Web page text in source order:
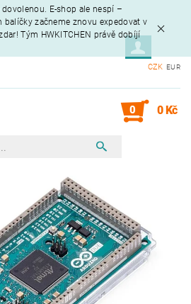
E-shop ale nespí –
balíčky začneme znovu expedovat v
Tým HWKITCHEN právě dobíjí
CZK EUR
0 0 Kč